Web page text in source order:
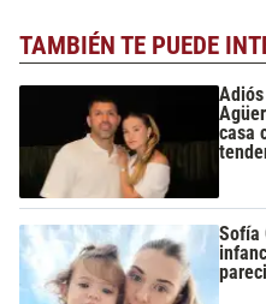
TAMBIÉN TE PUEDE
casa
Sofía